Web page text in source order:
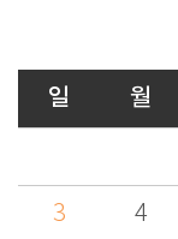
일 월
3 4